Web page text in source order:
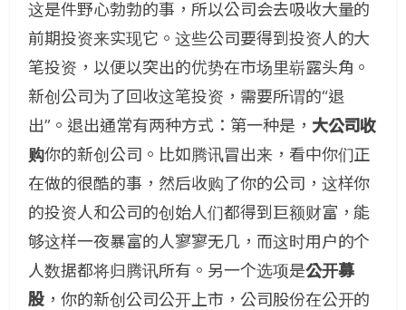
这是件野心勃勃的事，所以公司会去吸收大量的
前期投资来实现它。这些公司要得到投资人的大
笔投资，以便以突出的优势在市场里崭露头角。
新创公司为了回收这笔投资，需要所谓的“退
出”。退出通常有两种方式：第一种是， 大公司收
购你的新创公司。比如腾讯冒出来，看中你们正
在做的很酷的事，然后收购了你的公司，这样你
的投资人和公司的创始人们都得到巨额财富，能
够这样一夜暴富的人寥寥无几，而这时用户的个
人数据都将归腾讯所有。另一个选项是公开募
股 ，你的新创公司公开上市，公司股份在公开的